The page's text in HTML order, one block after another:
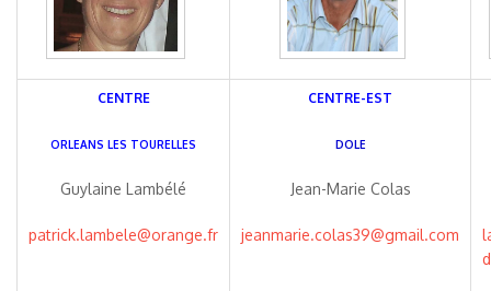
CENTRE
ORLEANS LES TOURELLES
Guylaine Lambélé
patrick.lambele@orange.fr
CENTRE-EST
DOLE
Jean-Marie Colas
jeanmarie.colas39@gmail.com